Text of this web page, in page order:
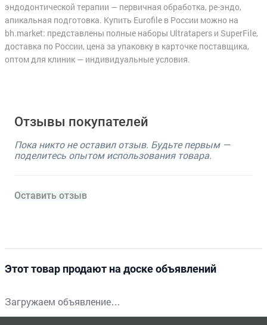
эндодонтической терапии — первичная обработка, ре-эндо,
апикальная подготовка. Купить Eurofile в России можно на
bh.market: представлены полные наборы Ultratapers и SuperFile,
доставка по России, цена за упаковку в карточке поставщика,
оптом для клиник — индивидуальные условия.
Отзывы покупателей
Пока никто не оставил отзыв. Будьте первым —
поделитесь опытом использования товара.
Оставить отзыв
Этот товар продают на доске объявлений
Загружаем объявление…